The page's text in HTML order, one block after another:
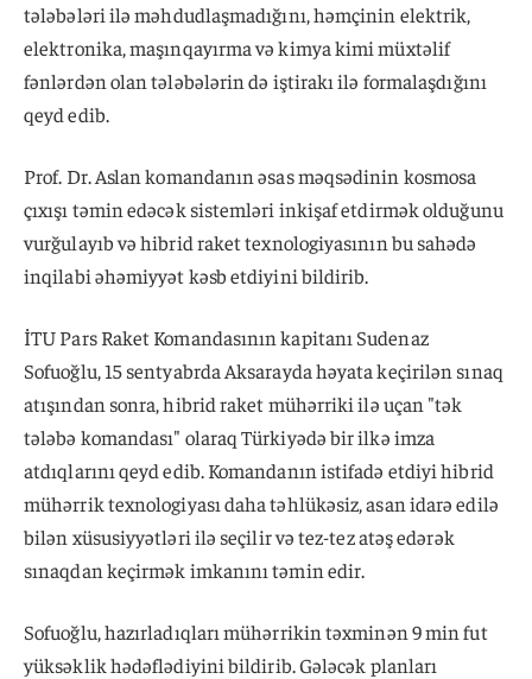
tələbələri ilə məhdudlaşmadığını, həmçinin elektrik,
elektronika, maşınqayırma və kimya kimi müxtəlif
fənlərdən olan tələbələrin də iştirakı ilə formalaşdığını
qeyd edib.
Prof. Dr. Aslan komandanın əsas məqsədinin kosmosa
çıxışı təmin edəcək sistemləri inkişaf etdirmək olduğunu
vurğulayıb və hibrid raket texnologiyasının bu sahədə
inqilabi əhəmiyyət kəsb etdiyini bildirib.
İTU Pars Raket Komandasının kapitanı Sudenaz
Sofuoğlu, 15 sentyabrda Aksarayda həyata keçirilən sınaq
atışından sonra, hibrid raket mühərriki ilə uçan "tək
tələbə komandası" olaraq Türkiyədə bir ilkə imza
atdıqlarını qeyd edib. Komandanın istifadə etdiyi hibrid
mühərrik texnologiyası daha təhlükəsiz, asan idarə edilə
bilən xüsusiyyətləri ilə seçilir və tez-tez atəş edərək
sınaqdan keçirmək imkanını təmin edir.
Sofuoğlu, hazırladıqları mühərrikin təxminən 9 min fut
yüksəklik hədəflədiyini bildirib. Gələcək planları